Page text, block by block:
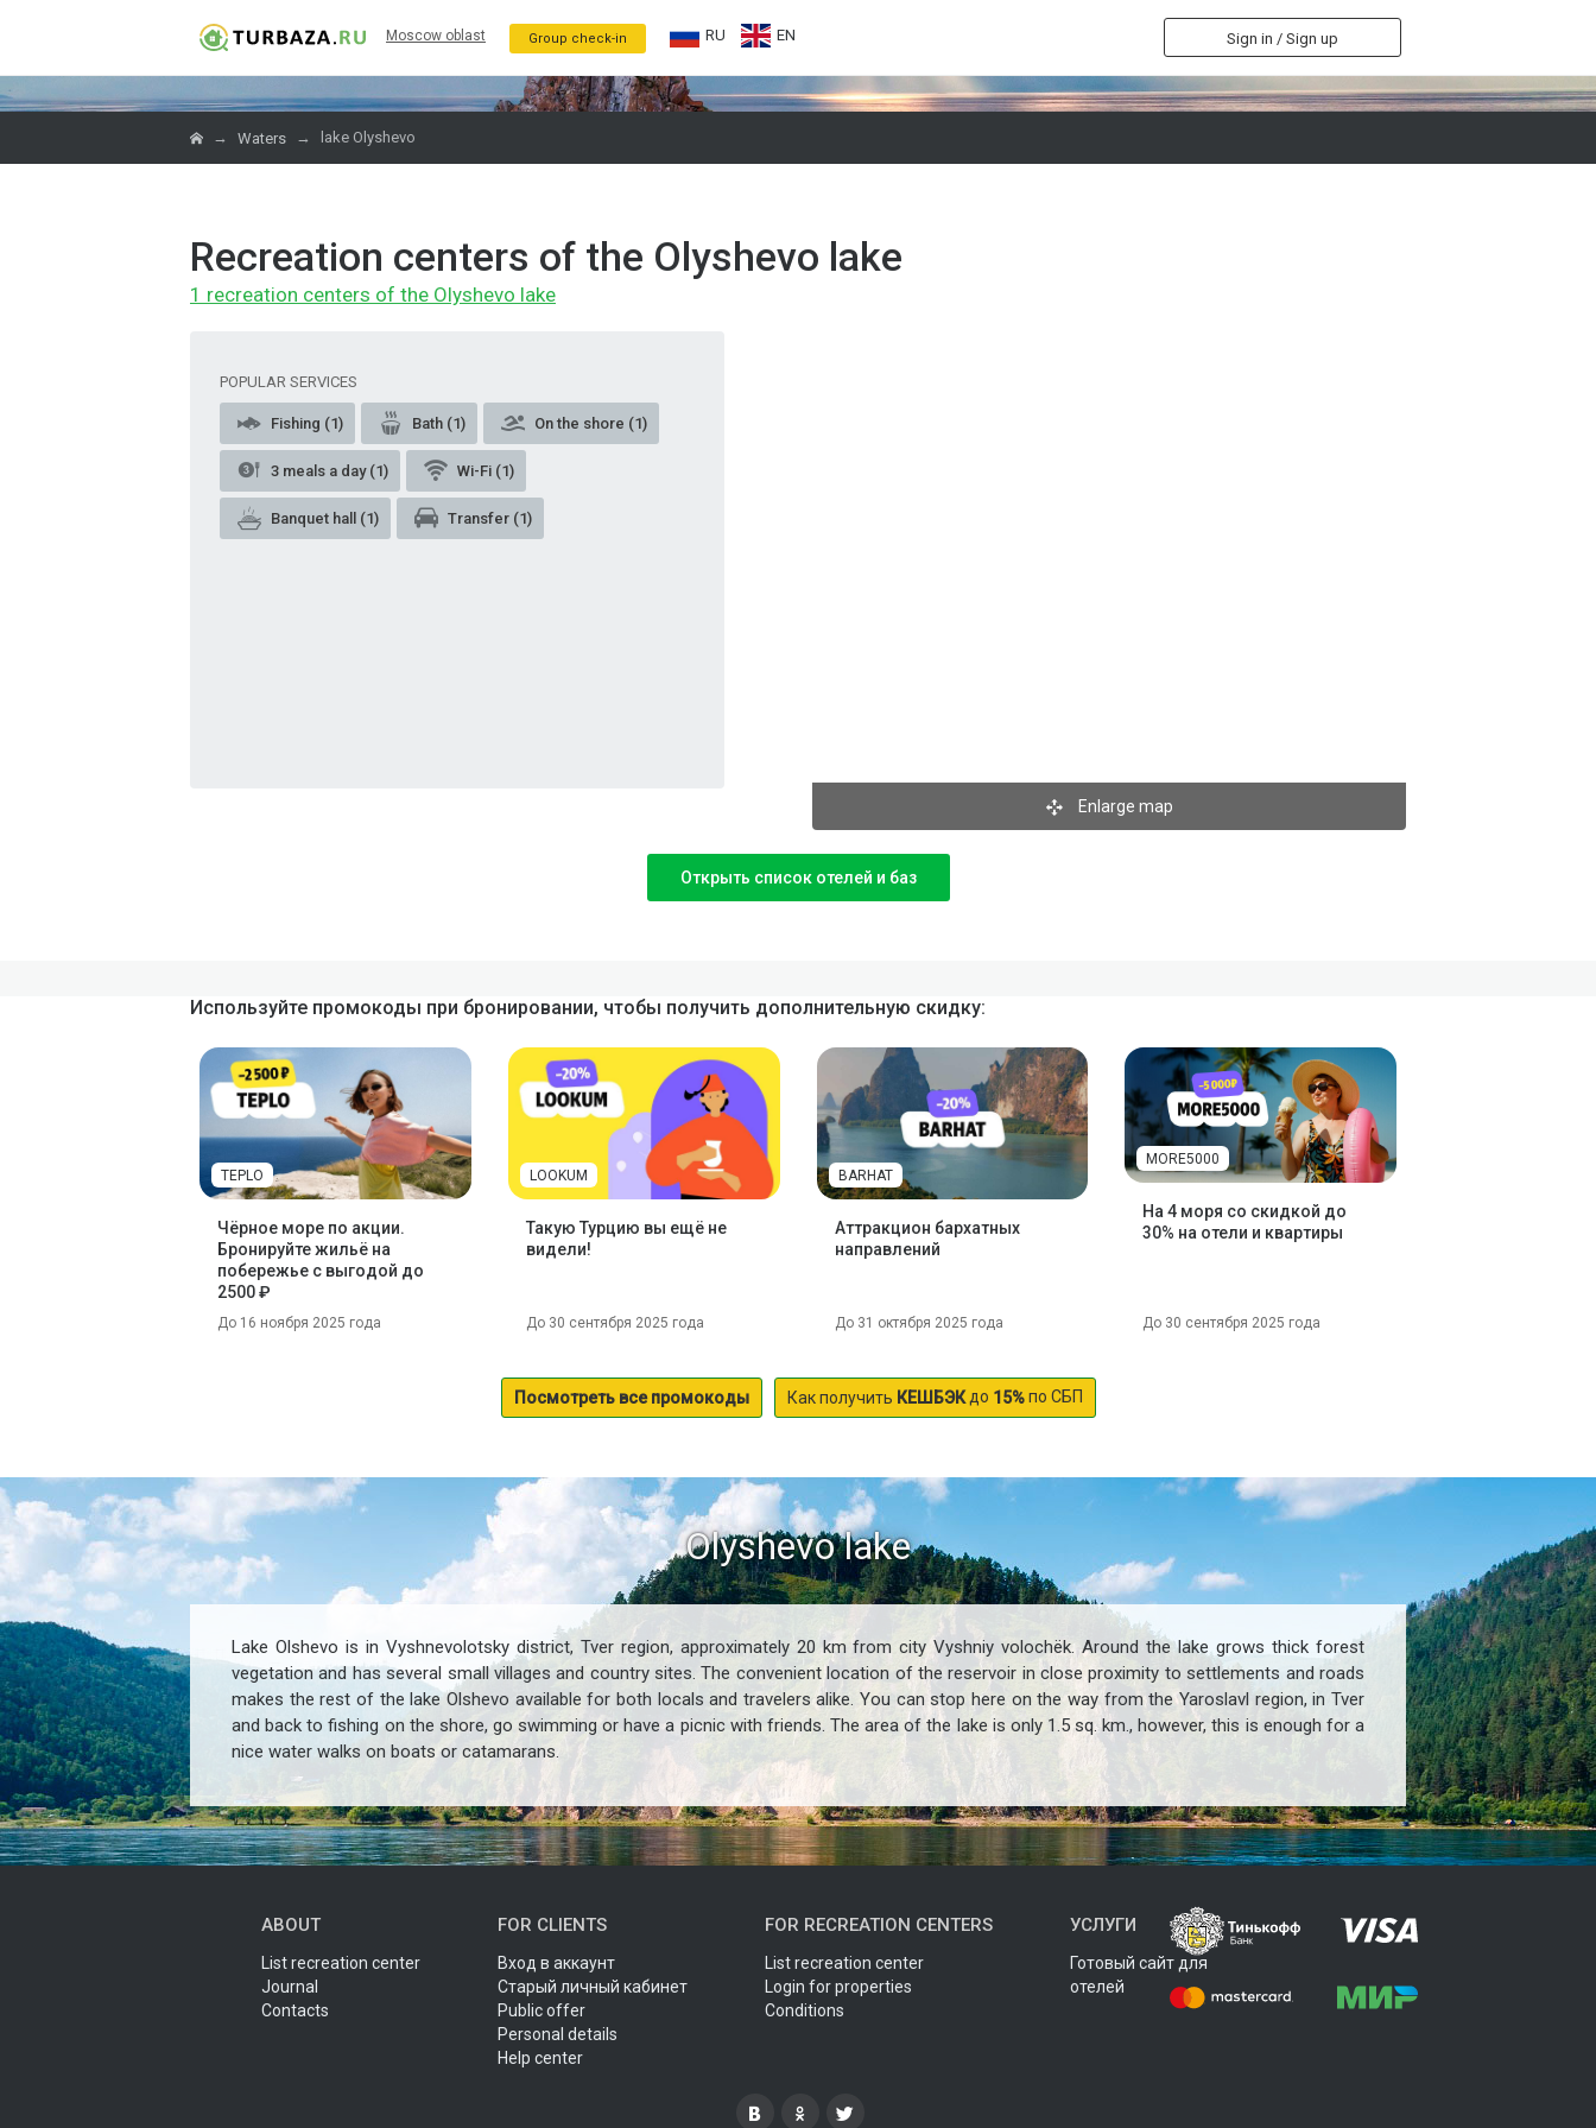
Moscow oblast Group check-in RU EN Sign in / Sign up
→ Waters → lake Olyshevo
Recreation centers of the Olyshevo lake
1 recreation centers of the Olyshevo lake
POPULAR SERVICES
Fishing (1) Bath (1) On the shore (1)
3 meals a day (1) Wi-Fi (1)
Banquet hall (1) Transfer (1)
Enlarge map
Открыть список отелей и баз
Используйте промокоды при бронировании, чтобы получить дополнительную скидку:
TEPLO
Чёрное море по акции.
Бронируйте жильё на
побережье с выгодой до
2500 ₽
До 16 ноября 2025 года
LOOKUM
Такую Турцию вы ещё не
видели!
До 30 сентября 2025 года
BARHAT
Аттракцион бархатных
направлений
До 31 октября 2025 года
MORE5000
На 4 моря со скидкой до
30% на отели и квартиры
До 30 сентября 2025 года
Посмотреть все промокоды Как получить КЕШБЭКдо 15%по СБП
Olyshevo lake
Lake Olshevo is in Vyshnevolotsky district, Tver region, approximately 20 km from city Vyshniy volochëk. Around the lake grows thick forest
vegetation and has several small villages and country sites. The convenient location of the reservoir in close proximity to settlements and roads
makes the rest of the lake Olshevo available for both locals and travelers alike. You can stop here on the way from the Yaroslavl region, in Tver
and back to fishing on the shore, go swimming or have a picnic with friends. The area of the lake is only 1.5 sq. km., however, this is enough for a
nice water walks on boats or catamarans.
ABOUT
List recreation center
Journal
Contacts
FOR CLIENTS
Вход в аккаунт
Старый личный кабинет
Public offer
Personal details
Help center
FOR RECREATION CENTERS
List recreation center
Login for properties
Conditions
УСЛУГИ
Готовый сайт для
отелей